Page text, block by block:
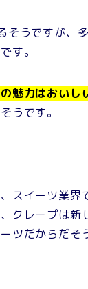
そうですが、
す。
魅力はおいし
うです。
スイーツ業界
クレープは新
ツだからだそ